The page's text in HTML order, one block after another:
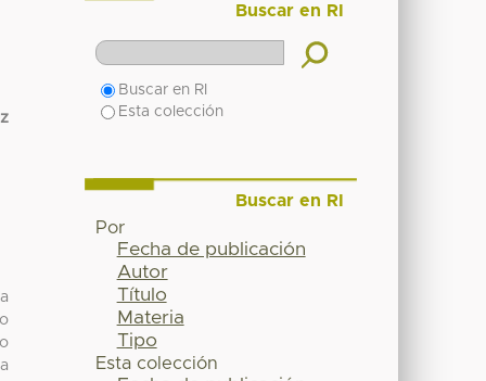
Buscar en RI
Buscar en RI
Esta colección
Buscar en RI
Por
Fecha de publicación
Autor
Título
Materia
Tipo
Esta colección